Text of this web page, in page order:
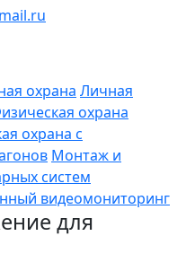
охрана Личная
охрана
охрана с
Монтаж и
систем
видеомониторинг
для